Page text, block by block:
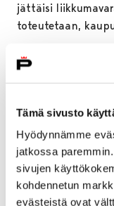
Tämä sivusto
Hyödynnämme
jatkossa
sivujen
kohdennetun
evästeistä ovat
jättäisi
toteutetaan,
Valtuutettujen
strategiselle
Energia Oy:n
vaiheissa.
Ensimmäisenä